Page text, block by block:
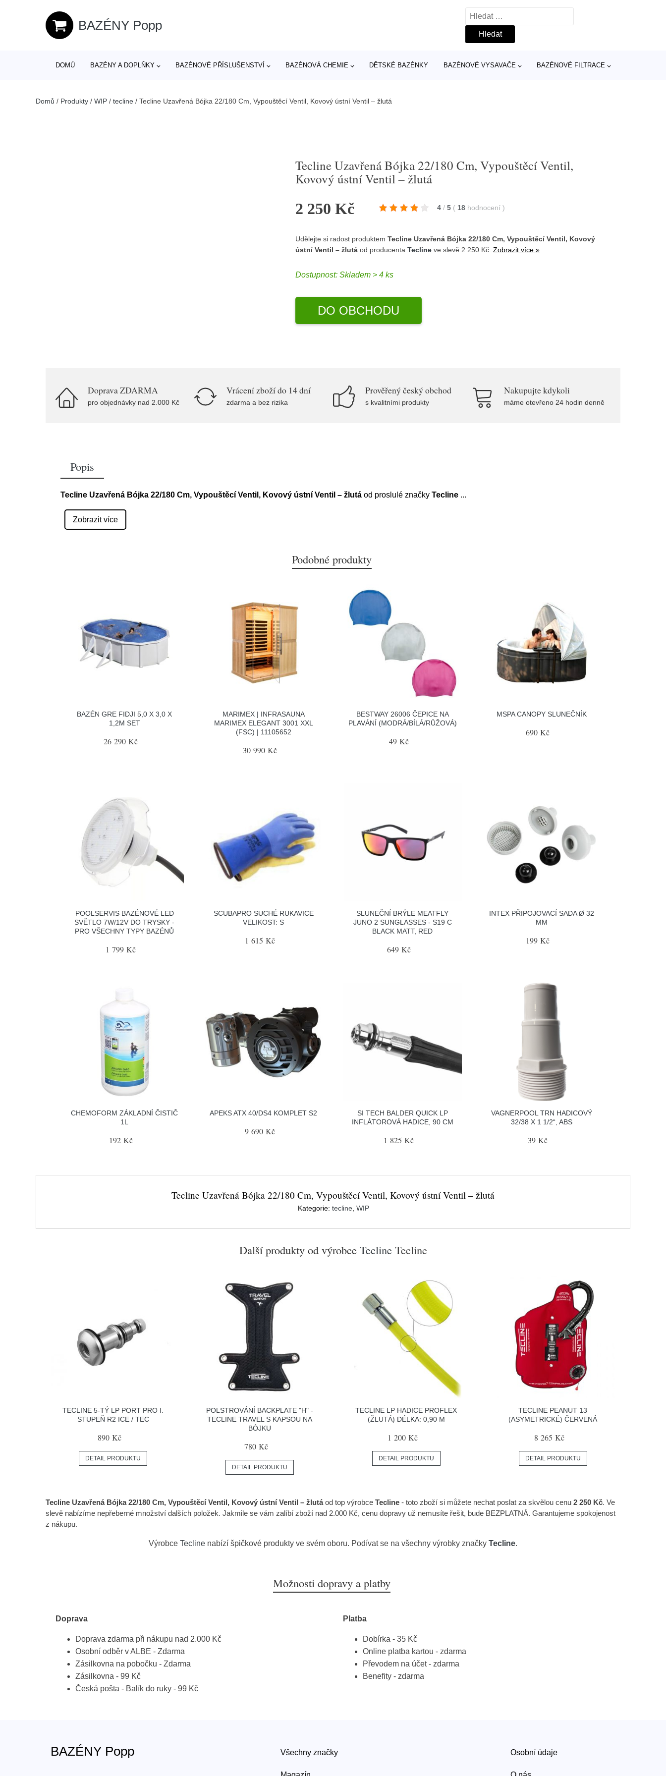
BAZÉNY Popp
Vyhledávání
DOMŮ BAZÉNY A DOPLŇKY BAZÉNOVÉ PŘÍSLUŠENSTVÍ BAZÉNOVÁ CHEMIE DĚTSKÉ BAZÉNKY BAZÉNOVÉ VYSAVAČE BAZÉNOVÉ FILTRACE
Domů / Produkty / WIP / tecline / Tecline Uzavřená Bójka 22/180 Cm, Vypouštěcí Ventil, Kovový ústní Ventil – žlutá
Tecline Uzavřená Bójka 22/180 Cm, Vypouštěcí Ventil,
Kovový ústní Ventil – žlutá
2 250 Kč 4 / 5 ( 18 hodnocení)
Udělejte si radost produktemTecline Uzavřená Bójka 22/180 Cm, Vypouštěcí Ventil, Kovový
ústní Ventil – žlutá od producentaTecline ve slevě 2 250 Kč.Zobrazit více »
Dostupnost:Skladem > 4 ks
DO OBCHODU
Doprava ZDARMA
pro objednávky nad 2.000 Kč
Vrácení zboží do 14 dní
zdarma a bez rizika
Prověřený český obchod
s kvalitními produkty
Nakupujte kdykoli
máme otevřeno 24 hodin denně
Popis
Tecline Uzavřená Bójka 22/180 Cm, Vypouštěcí Ventil, Kovový ústní Ventil – žlutá od proslulé značky Tecline ...
Zobrazit více
Podobné produkty
BAZÉN GRE FIDJI 5,0 X 3,0 X
1,2M SET
26 290 Kč
MARIMEX | INFRASAUNA
MARIMEX ELEGANT 3001 XXL
(FSC) | 11105652
30 990 Kč
BESTWAY 26006 ČEPICE NA
PLAVÁNÍ (MODRÁ/BÍLÁ/RŮŽOVÁ)
49 Kč
MSPA CANOPY SLUNEČNÍK
690 Kč
POOLSERVIS BAZÉNOVÉ LED
SVĚTLO 7W/12V DO TRYSKY -
PRO VŠECHNY TYPY BAZÉNŮ
1 799 Kč
SCUBAPRO SUCHÉ RUKAVICE
VELIKOST: S
1 615 Kč
SLUNEČNÍ BRÝLE MEATFLY
JUNO 2 SUNGLASSES - S19 C
BLACK MATT, RED
649 Kč
INTEX PŘIPOJOVACÍ SADA Ø 32
MM
199 Kč
CHEMOFORM ZÁKLADNÍ ČISTIČ
1L
192 Kč
APEKS ATX 40/DS4 KOMPLET S2
9 690 Kč
SI TECH BALDER QUICK LP
INFLÁTOROVÁ HADICE, 90 CM
1 825 Kč
VAGNERPOOL TRN HADICOVÝ
32/38 X 1 1/2“, ABS
39 Kč
Tecline Uzavřená Bójka 22/180 Cm, Vypouštěcí Ventil, Kovový ústní Ventil – žlutá
Kategorie: tecline WIP
Další produkty od výrobce Tecline Tecline
TECLINE 5-TÝ LP PORT PRO I.
STUPEŇ R2 ICE / TEC
890 Kč
DETAIL PRODUKTU
POLSTROVÁNÍ BACKPLATE "H" -
TECLINE TRAVEL S KAPSOU NA
BÓJKU
780 Kč
DETAIL PRODUKTU
TECLINE LP HADICE PROFLEX
(ŽLUTÁ) DÉLKA: 0,90 M
1 200 Kč
DETAIL PRODUKTU
TECLINE PEANUT 13
(ASYMETRICKÉ) ČERVENÁ
8 265 Kč
DETAIL PRODUKTU
Tecline Uzavřená Bójka 22/180 Cm, Vypouštěcí Ventil, Kovový ústní Ventil – žlutáod top výrobce Tecline - toto zboží si můžete nechat poslat za skvělou cenu 2 250 Kč. Ve
slevě nabízíme nepřeberné množství dalších položek. Jakmile se vám zalíbí zboží nad 2.000 Kč, cenu dopravy už nemusíte řešit, bude BEZPLATNÁ. Garantujeme spokojenost
z nákupu.
Výrobce Tecline nabízí špičkové produkty ve svém oboru. Podívat se na všechny výrobky značky Tecline.
Možnosti dopravy a platby
Doprava
Doprava zdarma při nákupu nad 2.000 Kč
Osobní odběr v ALBE - Zdarma
Zásilkovna na pobočku - Zdarma
Zásilkovna - 99 Kč
Česká pošta - Balík do ruky - 99 Kč
Platba
Dobírka - 35 Kč
Online platba kartou - zdarma
Převodem na účet - zdarma
Benefity - zdarma
BAZÉNY Popp Všechny značky Osobní údaje